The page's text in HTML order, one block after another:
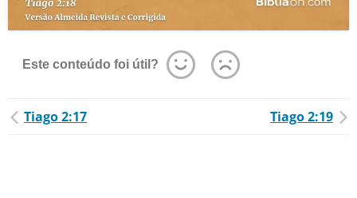
Este conteúdo foi útil?
Tiago 2:17 Tiago 2:19